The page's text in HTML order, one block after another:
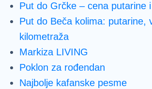
Put do Grčke – cena putarine
Put do Beča kolima: putarine,
kilometraža
Markiza LIVING
Poklon za rođendan
Najbolje kafanske pesme